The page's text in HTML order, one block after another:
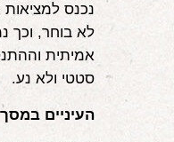
נכנס
לא בוחר, וכך
אמיתית
סטטי ולא נע.
העיניים